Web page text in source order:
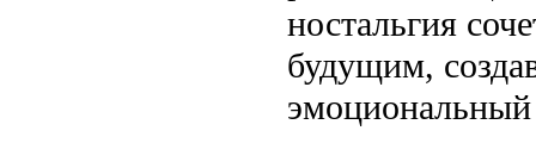
ностальгия
будущим,